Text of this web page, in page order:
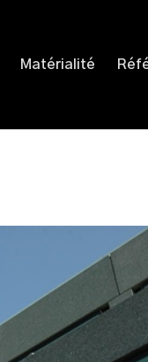
Matérialité